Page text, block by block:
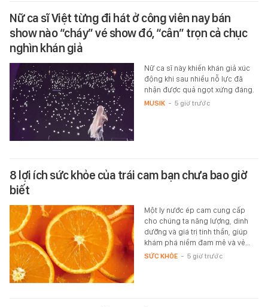
Nữ ca sĩ Việt từng đi hát ở công viên nay bán
show nào “cháy” vé show đó, “cân” trọn cả chục
nghìn khán giả
Nữ ca sĩ này khiến khán giả xúc
động khi sau nhiều nỗ lực đã
nhận được quả ngọt xứng đáng.
MUSIK - 5 giờ trước
8 lợi ích sức khỏe của trái cam bạn chưa bao giờ
biết
Một ly nước ép cam cung cấp
cho chúng ta năng lượng, dinh
dưỡng và giá trị tinh thần, giúp
khám phá niềm đam mê và vẻ…
SỨC KHỎE - 5 giờ trước